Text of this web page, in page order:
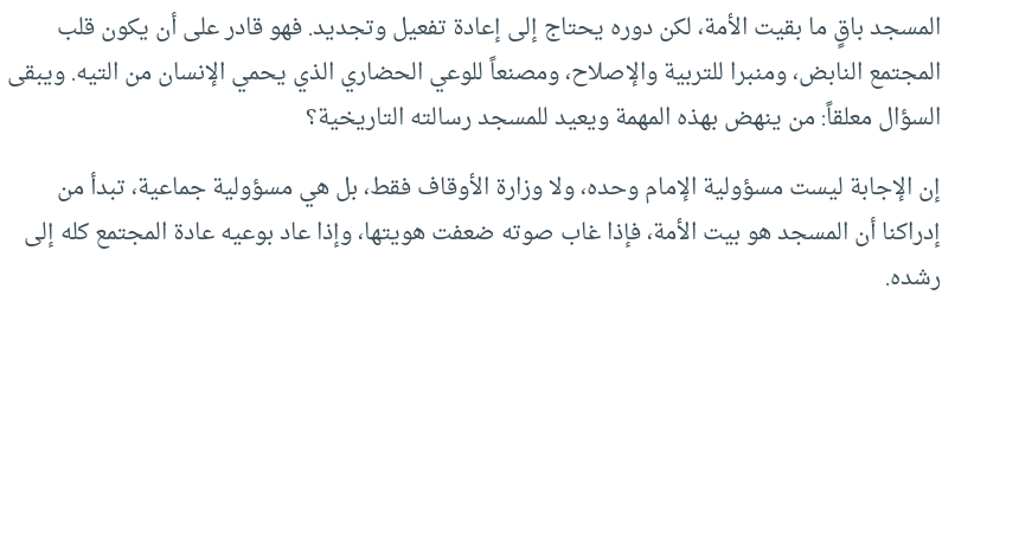
المسجد باقٍ ما بقيت الأمة، لكن دوره يحتاج إلى إعادة تفعيل وتجديد. فهو قادر على أن يكون قلب
المجتمع النابض، ومنبرا للتربية والإصلاح، ومصنعاً للوعي الحضاري الذي يحمي الإنسان من التيه. ويبقى
السؤال معلقاً: من ينهض بهذه المهمة ويعيد للمسجد رسالته التاريخية؟
إن الإجابة ليست مسؤولية الإمام وحده، ولا وزارة الأوقاف فقط، بل هي مسؤولية جماعية، تبدأ من
إدراكنا أن المسجد هو بيت الأمة، فإذا غاب صوته ضعفت هويتها، وإذا عاد بوعيه عادة المجتمع كله إلى
رشده.